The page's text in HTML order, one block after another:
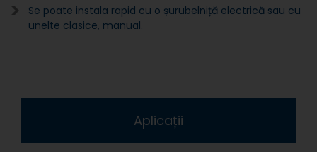
Se poate instala rapid cu o șurubelniță electrică sau cu
unelte clasice, manual.
Aplicații